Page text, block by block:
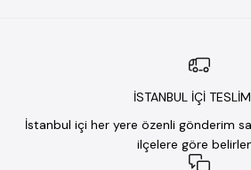
İSTANBUL İÇİ
İstanbul içi her yere özenli gönderim
ilçelere göre